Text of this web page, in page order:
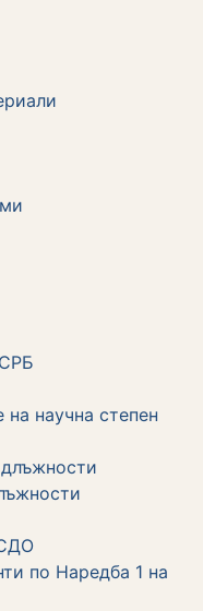
научна степен
по Наредба 1 на